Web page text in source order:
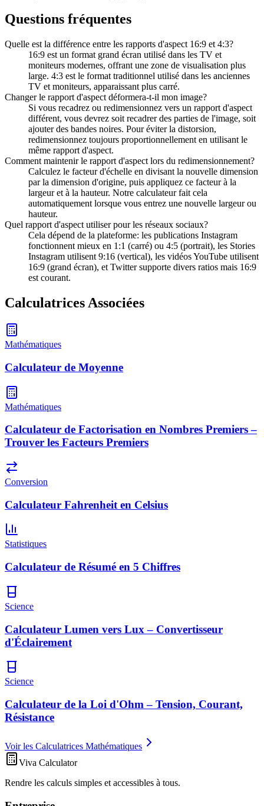
Questions fréquentes
Quelle est la différence entre les rapports d'aspect 16:9 et 4:3?
16:9 est un format grand écran utilisé dans les TV et
moniteurs modernes, offrant une zone de visualisation plus
large. 4:3 est le format traditionnel utilisé dans les anciennes
TV et moniteurs, apparaissant plus carré.
Changer le rapport d'aspect déformera-t-il mon image?
Si vous recadrez ou redimensionnez vers un rapport d'aspect
différent, vous devrez soit recadrer des parties de l'image, soit
ajouter des bandes noires. Pour éviter la distorsion,
redimensionnez toujours proportionnellement en utilisant le
même rapport d'aspect.
Comment maintenir le rapport d'aspect lors du redimensionnement?
Calculez le facteur d'échelle en divisant la nouvelle dimension
par la dimension d'origine, puis appliquez ce facteur à la
largeur et à la hauteur. Notre calculateur fait cela
automatiquement lorsque vous entrez une nouvelle largeur ou
hauteur.
Quel rapport d'aspect utiliser pour les réseaux sociaux?
Cela dépend de la plateforme: les publications Instagram
fonctionnent mieux en 1:1 (carré) ou 4:5 (portrait), les Stories
Instagram utilisent 9:16 (vertical), les vidéos YouTube utilisent
16:9 (grand écran), et Twitter supporte divers ratios mais 16:9
est courant.
Calculatrices Associées
Mathématiques
Calculateur de Moyenne
Mathématiques
Calculateur de Factorisation en Nombres Premiers –
Trouver les Facteurs Premiers
Conversion
Calculateur Fahrenheit en Celsius
Statistiques
Calculateur de Résumé en 5 Chiffres
Science
Calculateur Lumen vers Lux – Convertisseur
d'Éclairement
Science
Calculateur de la Loi d'Ohm – Tension, Courant,
Résistance
Voir les Calculatrices Mathématiques
Viva Calculator
Rendre les calculs simples et accessibles à tous.